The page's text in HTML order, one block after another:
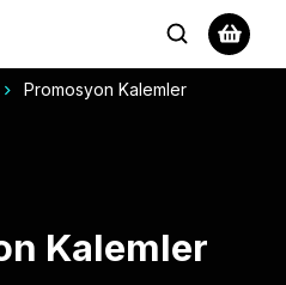
Promosyon Kalemler
Kalemler